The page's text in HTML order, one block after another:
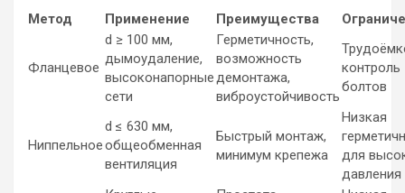
Метод Применение Преимущества
Фланцевое
d ≥ 100 мм,
дымоудаление,
высоконапорные
сети
Герметичность,
возможность
демонтажа,
виброустойчивость
контроль
болтов
Ниппельное
d ≤ 630 мм,
общеобменная
вентиляция
Быстрый монтаж,
минимум крепежа
Низкая
для
давления